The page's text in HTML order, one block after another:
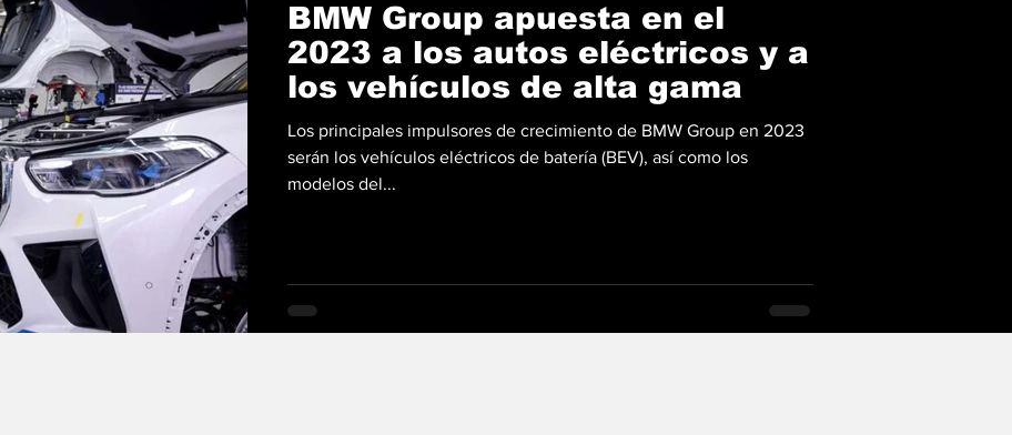
BMW Group apuesta en el
2023 a los autos eléctricos y a
los vehículos de alta gama
Los principales impulsores de crecimiento de BMW Group en 2023
serán los vehículos eléctricos de batería (BEV), así como los
modelos del...